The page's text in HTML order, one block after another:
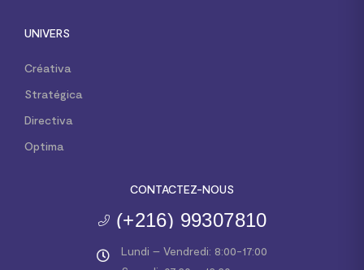
UNIVERS
Créativa
Stratégica
Directiva
Optima
CONTACTEZ-NOUS
(+216) 99307810
Lundi – Vendredi: 8:00-17:00